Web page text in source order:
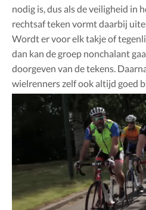
nodig is, dus als de veiligheid in
rechtsaf teken vormt daarbij
Wordt er voor elk takje of
dan kan de groep nonchalant
doorgeven van de tekens.
wielrenners zelf ook altijd goed